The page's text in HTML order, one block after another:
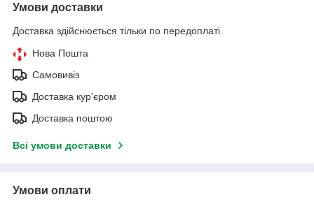
Умови доставки
Доставка здійснюється тільки по передоплаті.
Нова Пошта
Самовивіз
Доставка кур'єром
Доставка поштою
Всі умови доставки
Умови оплати